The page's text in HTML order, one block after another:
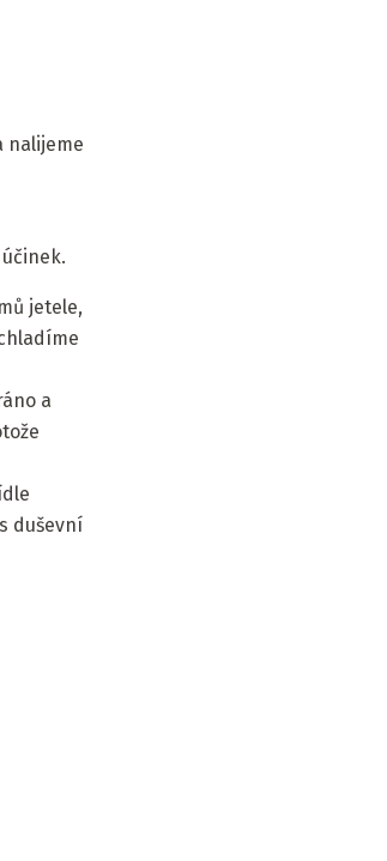
nalijeme
jetele,
a
duševní